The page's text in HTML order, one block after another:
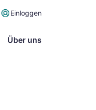
Einloggen
Über uns